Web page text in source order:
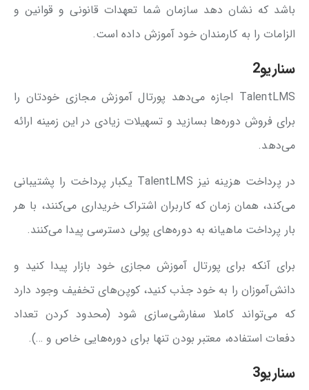
باشد که نشان دهد سازمان شما تعهدات قانونی و قوانین و
الزامات را به کارمندان خود آموزش داده است.
سناریو2
TalentLMS اجازه می‌دهد پورتال آموزش مجازی خودتان را
برای فروش دوره‌ها بسازید و تسهیلات زیادی در این زمینه ارائه
می‌دهد.
در پرداخت هزینه نیز TalentLMS یکبار پرداخت را پشتیبانی
می‌کند، همان زمان که کاربران اشتراک خریداری می‌کنند، با هر
بار پرداخت ماهیانه به دوره‌های پولی دسترسی پیدا می‌کنند.
برای آنکه برای پورتال آموزش مجازی خود بازار پیدا کنید و
دانش‌آموزان را به خود جذب کنید، کوپن‌های تخفیف وجود دارد
که می‌تواند کاملا سفارشی‌سازی شود (محدود کردن تعداد
دفعات استفاده، معتبر بودن تنها برای دوره‌هایی خاص و …).
سناریو3